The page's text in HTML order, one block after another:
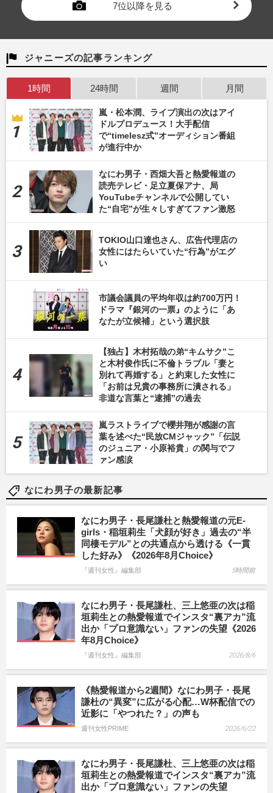
7位以降を見る
ジャニーズの記事ランキング
1時間 24時間 週間 月間
嵐・松本潤、ライブ演出の次はアイ
ドルプロデュース！大手配信
で“timelesz式”オーディション番組
が進行中か
なにわ男子・西畑大吾と熱愛報道の
読売テレビ・足立夏保アナ、局
YouTubeチャンネルで公開してい
た“自宅”が生々しすぎてファン激怒
TOKIO山口達也さん、広告代理店の
女性にはたらいていた“行為”がエグ
い
市議会議員の平均年収は約700万円！
ドラマ『銀河の一票』のように「あ
なたが立候補」という選択肢
【独占】木村拓哉の弟“キムサク”こ
と木村俊作氏に不倫トラブル「妻と
別れて再婚する」と約束した女性に
「お前は兄貴の事務所に潰される」
非道な言葉と“逮捕”の過去
嵐ラストライブで櫻井翔が感謝の言
葉を述べた“民放CMジャック”「伝説
のジュニア・小原裕貴」の関与でフ
ァン感涙
なにわ男子の最新記事
なにわ男子・長尾謙杜と熱愛報道の元E-
girls・稲垣莉生「犬顔が好き」過去の“半
同棲モデル”との共通点から透ける《一貫
した好み》《2026年8月Choice》
『週刊女性』編集部 5時間前
なにわ男子・長尾謙杜、三上悠亜の次は稲
垣莉生との熱愛報道でインスタ“裏アカ”流
出か「プロ意識ない」ファンの失望《2026
年8月Choice》
『週刊女性』編集部 2026/8/6
《熱愛報道から2週間》なにわ男子・長尾
謙杜の“異変”に広がる心配…W杯配信での
近影に「やつれた？」の声も
週刊女性PRIME 2026/6/22
なにわ男子・長尾謙杜、三上悠亜の次は稲
垣莉生との熱愛報道でインスタ“裏アカ”流
出か「プロ意識ない」ファンの失望